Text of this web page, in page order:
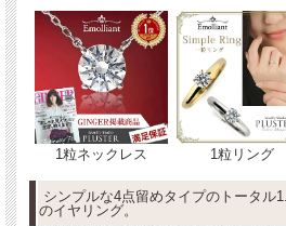
1粒ネックレス 1粒リング
シンプルな4点留めタイプのトータル
のイヤリング。